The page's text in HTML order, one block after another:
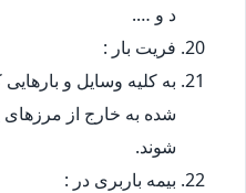
د و ….
فریت بار :
به کلیه وسایل و
شده به خارج از
شوند.
بیمه باربری در :